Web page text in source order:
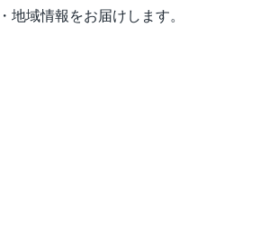
地域情報をお届けします。